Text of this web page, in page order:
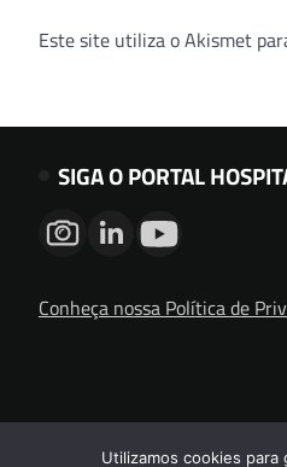
Este site utiliza o Akismet
SIGA O PORTAL
Conheça nossa Política de
Utilizamos cookies